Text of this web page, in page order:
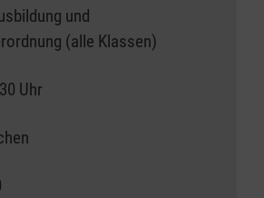
und
(alle Klassen)
Uhr